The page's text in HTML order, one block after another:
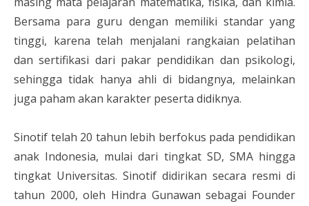
Bersama para guru dengan memiliki standar yang
tinggi, karena telah menjalani rangkaian pelatihan
dan sertifikasi dari pakar pendidikan dan psikologi,
sehingga tidak hanya ahli di bidangnya, melainkan
juga paham akan karakter peserta didiknya.
Sinotif telah 20 tahun lebih berfokus pada pendidikan
anak Indonesia, mulai dari tingkat SD, SMA hingga
tingkat Universitas. Sinotif didirikan secara resmi di
tahun 2000, oleh Hindra Gunawan sebagai Founder